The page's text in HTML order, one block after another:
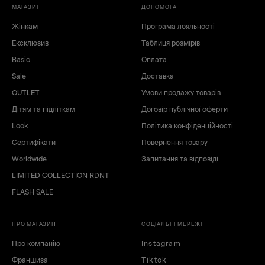
червоний
коричневий
сірий
синій
блакитний
рожевий
бежевий
МАГАЗИН
Жінкам
Ексклюзив
Basic
Sale
OUTLET
Дітям та підліткам
Look
Сертифікати
Worldwide
LIMITED COLLECTION RDNT
FLASH SALE
ДОПОМОГА
Програма лояльності
Таблиця розмірів
Оплата
Доставка
Умови продажу товарів
Договір публічної оферти
Політика конфіденційності
Повернення товару
Запитання та відповіді
ПРО МАГАЗИН
Про компанію
Франшиза
СОЦІАЛЬНІ МЕРЕЖІ
Instagram
Tiktok